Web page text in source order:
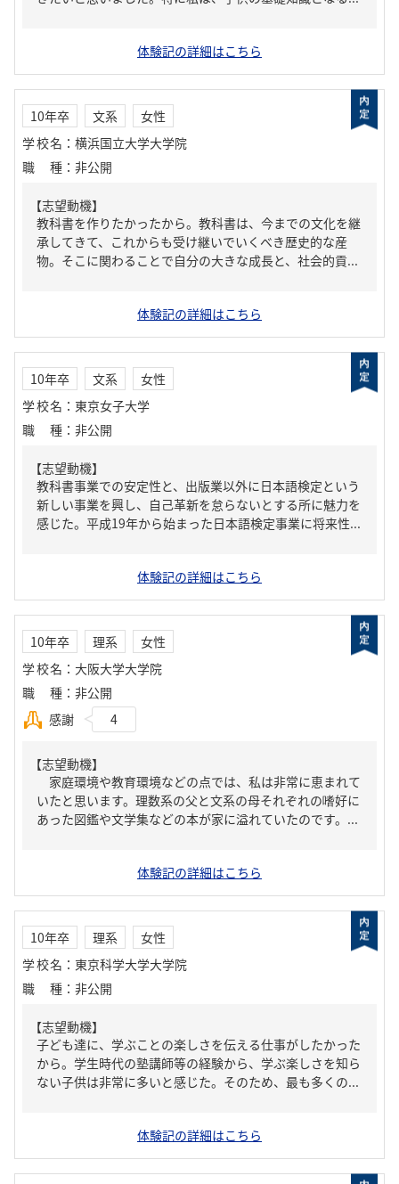
体験記の詳細はこちら
10年卒 文系
女性
学校名 ： 横浜国立大学大学院
職種 ： 非公開
【志望動機】
教科書を作りたかったから。教科書は、今までの文化を継
承してきて、これからも受け継いでいくべき歴史的な産
物。そこに関わることで自分の大きな成長と、社会的貢...
体験記の詳細はこちら
10年卒 文系
女性
学校名 ： 東京女子大学
職種 ： 非公開
【志望動機】
教科書事業での安定性と、出版業以外に日本語検定という
新しい事業を興し、自己革新を怠らないとする所に魅力を
感じた。平成19年から始まった日本語検定事業に将来性...
体験記の詳細はこちら
10年卒 理系
女性
学校名 ： 大阪大学大学院
職種 ： 非公開
感謝
4
【志望動機】
家庭環境や教育環境などの点では、私は非常に恵まれて
いたと思います。理数系の父と文系の母それぞれの嗜好に
あった図鑑や文学集などの本が家に溢れていたのです。...
体験記の詳細はこちら
10年卒 理系
女性
学校名 ： 東京科学大学大学院
職種 ： 非公開
【志望動機】
子ども達に、学ぶことの楽しさを伝える仕事がしたかった
から。学生時代の塾講師等の経験から、学ぶ楽しさを知ら
ない子供は非常に多いと感じた。そのため、最も多くの...
体験記の詳細はこちら